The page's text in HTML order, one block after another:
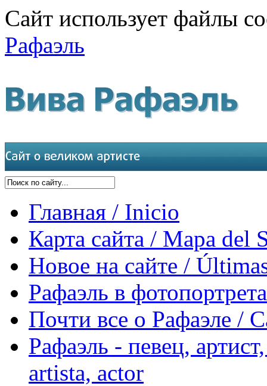
Сайт использует файлы
Рафаэль
Главная / Inicio
Карта сайта / Mapa del
Новое на сайте /
Рафаэль в
Почти все о Рафаэле /
Рафаэль - певец,
artista, actor